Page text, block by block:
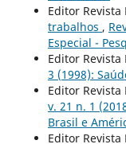
Editor Revista
trabalhos ,
Especial -
Editor Revista
3 (1998):
Editor Revista
v. 21 n. 1
Brasil e
Editor Revista